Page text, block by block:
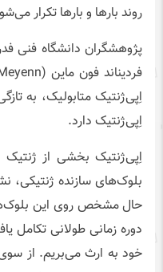
روند بارها و بارها تکرار
پژوهشگران دانشگاه فنی
اِپی‌ژنتیک متابولیک، به
اِپی‌ژنتیک دارد.
اِپی‌ژنتیک بخشی از
بلوک‌های سازنده ژنتیکی،
حال مشخص روی این
دوره زمانی طولانی تکامل
خود به ارث می‌بریم. از سوی